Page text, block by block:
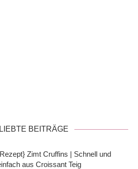
BEITRÄGE
Zimt Cruffins | Schnell und
aus Croissant Teig